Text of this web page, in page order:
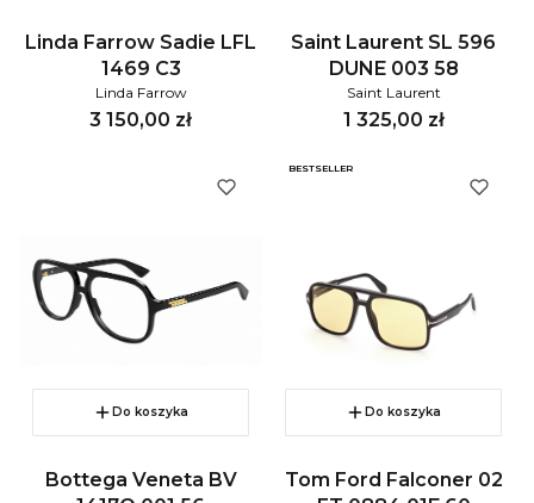
Linda Farrow Sadie LFL
1469 C3
Linda Farrow
Cena
3 150,00 zł
Saint Laurent SL 596
DUNE 003 58
Saint Laurent
Cena
1 325,00 zł
Do koszyka
Bottega Veneta BV
BESTSELLER
Do koszyka
Tom Ford Falconer 02